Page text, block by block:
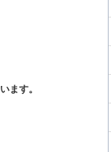
ます。